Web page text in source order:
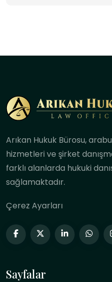
Arıkan Hukuk Bürosu,
hizmetleri ve şirket
farklı alanlarda hukuki
sağlamaktadır.
Çerez Ayarları
Sayfalar